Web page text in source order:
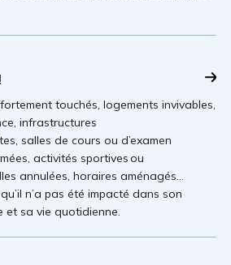
touchés, logements invivables,
infrastructures
salles de cours ou d’examen
activités sportives ou
annulées, horaires aménagés…
n’a pas été impacté dans son
et sa vie quotidienne.